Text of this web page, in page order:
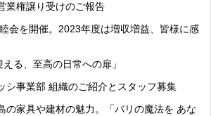
業権譲り受けのご報告
会を開催。2023年度は増収増益、皆様に感
る、至高の日常への扉」
シ事業部 組織のご紹介とスタッフ募集
の家具や建材の魅力。「バリの魔法を あな